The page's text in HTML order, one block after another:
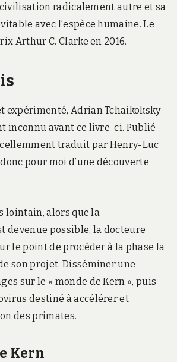
civilisation radicalement autre et sa
avec l’espèce humaine. Le
Arthur C. Clarke en 2016.
expérimenté, Adrian Tchaikoksky
inconnu avant ce livre-ci. Publié
traduit par Henry-Luc
pour moi d’une découverte
lointain, alors que la
devenue possible, la docteure
le point de procéder à la phase la
son projet. Disséminer une
sur le « monde de Kern », puis
destiné à accélérer et
des primates.
Kern